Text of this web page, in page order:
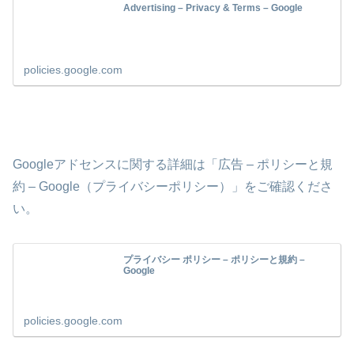
Advertising – Privacy & Terms – Google
policies.google.com
Googleアドセンスに関する詳細は「広告 – ポリシーと規
約 – Google（プライバシーポリシー）」をご確認くださ
い。
プライバシー ポリシー – ポリシーと規約 –
Google
policies.google.com